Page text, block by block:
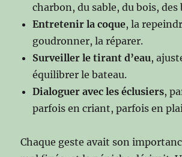
charbon, du sable, du bois, des
Entretenir la coque, la
goudronner, la réparer.
Surveiller le tirant d’eau,
équilibrer le bateau.
Dialoguer avec les éclusiers,
parfois en criant, parfois en
Chaque geste avait son